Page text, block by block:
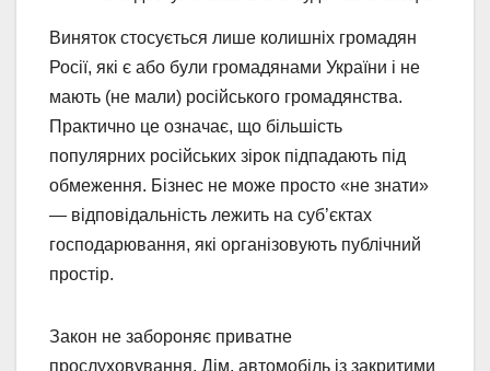
Виняток стосується лише колишніх громадян
Росії, які є або були громадянами України і не
мають (не мали) російського громадянства.
Практично це означає, що більшість
популярних російських зірок підпадають під
обмеження. Бізнес не може просто «не знати»
— відповідальність лежить на суб’єктах
господарювання, які організовують публічний
простір.
Закон не забороняє приватне
прослуховування. Дім, автомобіль із закритими